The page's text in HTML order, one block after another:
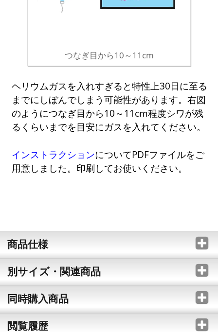
つなぎ目から10～11cm
ヘリウムガスを入れすぎると特性上30日に至る
までにしぼんでしまう可能性があります。右図
のようにつなぎ目から10～11cm程度シワが残
るくらいまでを目安にガスを入れてください。
インストラクションについてPDFファイルをご
用意しました。印刷してお使いください。
商品仕様
別サイズ・関連商品
同時購入商品
閲覧履歴